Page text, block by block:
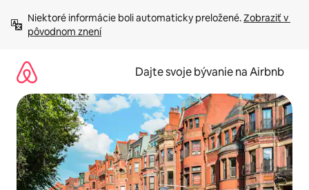
obsah.
Niektoré informácie boli automaticky preložené. Zobraziť v
pôvodnom znení
Dajte svoje bývanie na Airbnb